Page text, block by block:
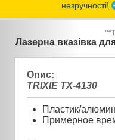
незручності!
™
Лазерна вказівка
Опис:
TRIXIE TX-4130
Пластик/
Примерное